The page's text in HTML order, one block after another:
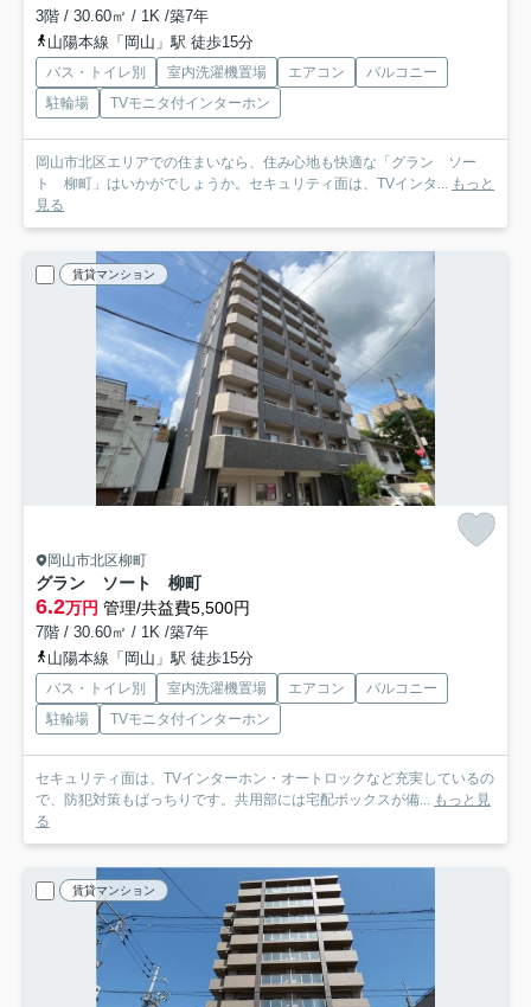
3階 / 30.60㎡ / 1K /築7年
山陽本線「岡山」駅 徒歩15分
バス・トイレ別 室内洗濯機置場 エアコン
バルコニー
駐輪場
TVモニタ付インターホン
岡山市北区エリアでの住まいなら、住み心地も快適な「グラン ソー
ト 柳町」はいかがでしょうか。セキュリティ面は、TVインタ... もっと
見る
賃貸マンション
岡山市北区柳町
グラン ソート 柳町
6.2万円 管理/共益費5,500円
7階 / 30.60㎡ / 1K /築7年
山陽本線「岡山」駅 徒歩15分
バス・トイレ別 室内洗濯機置場 エアコン
バルコニー
駐輪場
TVモニタ付インターホン
セキュリティ面は、TVインターホン・オートロックなど充実しているの
で、防犯対策もばっちりです。共用部には宅配ボックスが備... もっと見
る
賃貸マンション